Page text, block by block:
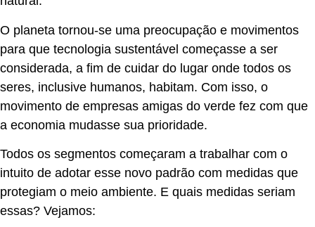
O planeta tornou-se uma preocupação e movimentos
para que tecnologia sustentável começasse a ser
considerada, a fim de cuidar do lugar onde todos os
seres, inclusive humanos, habitam. Com isso, o
movimento de empresas amigas do verde fez com que
a economia mudasse sua prioridade.
Todos os segmentos começaram a trabalhar com o
intuito de adotar esse novo padrão com medidas que
protegiam o meio ambiente. E quais medidas seriam
essas? Vejamos: